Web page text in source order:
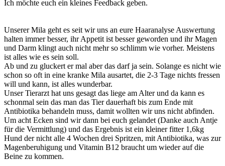
Ich möchte euch ein kleines Feedback geben.
Unserer Mila geht es seit wir uns an eure Haaranalyse Auswertung
halten immer besser, ihr Appetit ist besser geworden und ihr Magen
und Darm klingt auch nicht mehr so schlimm wie vorher. Meistens
ist alles wie es sein soll.
Ab und zu gluckert er mal aber das darf ja sein. Solange es nicht wie
schon so oft in eine kranke Mila ausartet, die 2-3 Tage nichts fressen
will und kann, ist alles wunderbar.
Unser Tierarzt hat uns gesagt das liege am Alter und da kann es
schonmal sein das man das Tier dauerhaft bis zum Ende mit
Antibiotika behandeln muss, damit wollten wir uns nicht abfinden.
Um acht Ecken sind wir dann bei euch gelandet (Danke auch Antje
für die Vermittlung) und das Ergebnis ist ein kleiner fitter 1,6kg
Hund der nicht alle 4 Wochen drei Spritzen, mit Antibiotika, was zur
Magenberuhigung und Vitamin B12 braucht um wieder auf die
Beine zu kommen.